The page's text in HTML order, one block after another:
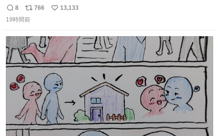
ことである←好きすぎる
返
信
8
リ
ポ
ト
数
766
い
数
13,133
19時間前